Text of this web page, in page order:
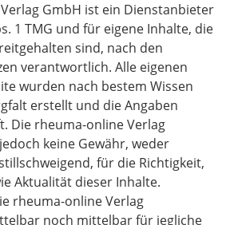
GmbH ist ein Dienstanbieter
1 TMG und für eigene Inhalte, die
sind, nach den
verantwortlich. Alle eigenen
wurden nach bestem Wissen
erstellt und die Angaben
Die rheuma-online Verlag
keine Gewähr, weder
für die Richtigkeit,
Aktualität dieser Inhalte.
rheuma-online Verlag
noch mittelbar für jegliche